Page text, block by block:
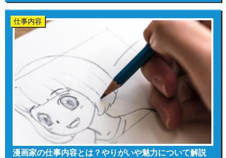
仕事内容
漫画家の仕事内容とは？やりがいや魅力について解説